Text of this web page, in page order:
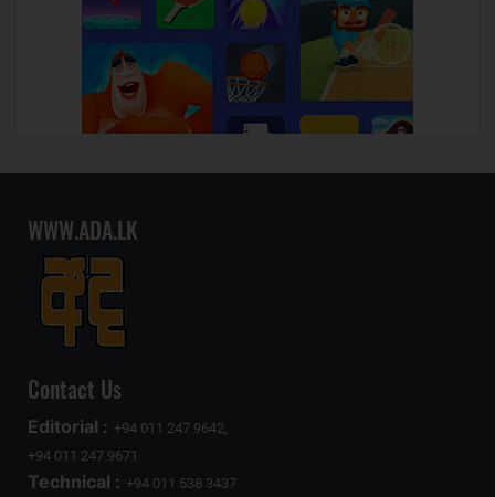
WWW.ADA.LK
Contact Us
Editorial : +94 011 247 9642,
+94 011 247 9671
Technical : +94 011 538 3437